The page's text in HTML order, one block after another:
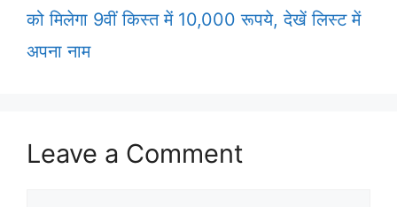
को मिलेगा 9वीं किस्त में 10,000 रूपये, देखें लिस्ट में
अपना नाम
Leave a Comment